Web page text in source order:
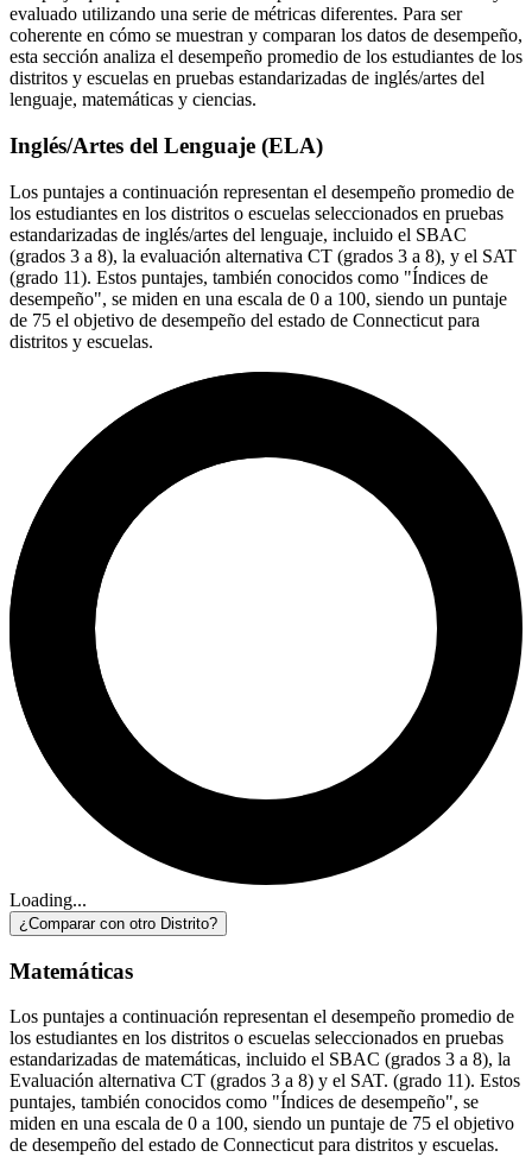
evaluado utilizando una serie de métricas diferentes. Para ser
coherente en cómo se muestran y comparan los datos de desempeño,
esta sección analiza el desempeño promedio de los estudiantes de los
distritos y escuelas en pruebas estandarizadas de inglés/artes del
lenguaje, matemáticas y ciencias.
Inglés/Artes del Lenguaje (ELA)
Los puntajes a continuación representan el desempeño promedio de
los estudiantes en los distritos o escuelas seleccionados en pruebas
estandarizadas de inglés/artes del lenguaje, incluido el SBAC
(grados 3 a 8), la evaluación alternativa CT (grados 3 a 8), y el SAT
(grado 11). Estos puntajes, también conocidos como "Índices de
desempeño", se miden en una escala de 0 a 100, siendo un puntaje
de 75 el objetivo de desempeño del estado de Connecticut para
distritos y escuelas.
Loading...
¿Comparar con otro Distrito?
Matemáticas
Los puntajes a continuación representan el desempeño promedio de
los estudiantes en los distritos o escuelas seleccionados en pruebas
estandarizadas de matemáticas, incluido el SBAC (grados 3 a 8), la
Evaluación alternativa CT (grados 3 a 8) y el SAT. (grado 11). Estos
puntajes, también conocidos como "Índices de desempeño", se
miden en una escala de 0 a 100, siendo un puntaje de 75 el objetivo
de desempeño del estado de Connecticut para distritos y escuelas.